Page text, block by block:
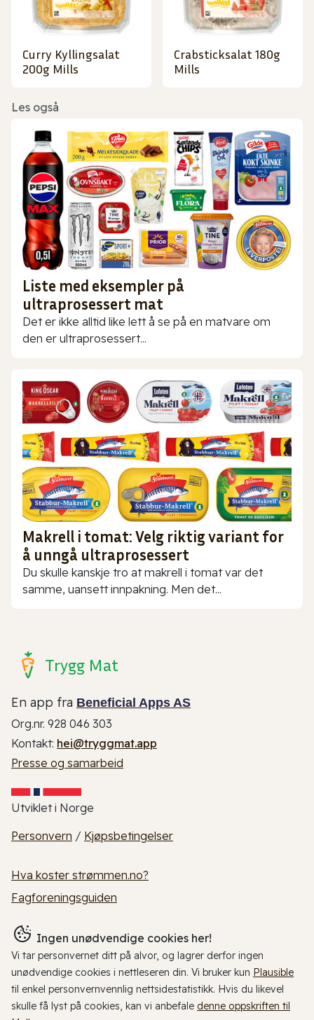
Curry Kyllingsalat
200g Mills
Crabsticksalat 180g
Mills
Les også
Liste med eksempler på
ultraprosessert mat
Det er ikke alltid like lett å se på en matvare om
den er ultraprosessert...
Makrell i tomat: Velg riktig variant for
å unngå ultraprosessert
Du skulle kanskje tro at makrell i tomat var det
samme, uansett innpakning. Men det...
Trygg Mat
En app fra Beneficial Apps AS
Org.nr. 928 046 303
Kontakt: hei@tryggmat.app
Presse og samarbeid
Utviklet i Norge
Personvern / Kjøpsbetingelser
Hva koster strømmen.no?
Fagforeningsguiden
Ingen unødvendige cookies her!
Vi tar personvernet ditt på alvor, og lagrer derfor ingen
unødvendige cookies i nettleseren din. Vi bruker kun Plausible
til enkel personvernvennlig nettsidestatistikk. Hvis du likevel
skulle få lyst på cookies, kan vi anbefale denne oppskriften til